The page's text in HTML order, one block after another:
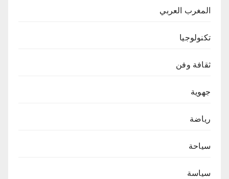
المغرب العربي
تكنولوجيا
ثقافة وفن
جهوية
رياضة
سياحة
سياسة